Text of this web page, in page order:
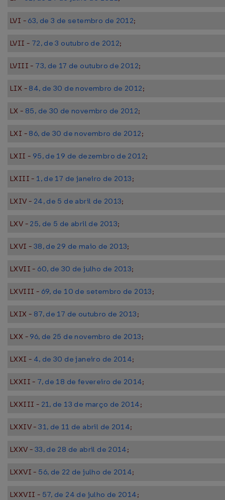
LVI - 63, de 3 de setembro de 2012;
LVII - 72, de 3 outubro de 2012;
LVIII - 73, de 17 de outubro de 2012;
LIX - 84, de 30 de novembro de 2012;
LX - 85, de 30 de novembro de 2012;
LXI - 86, de 30 de novembro de 2012;
LXII - 95, de 19 de dezembro de 2012;
LXIII - 1, de 17 de janeiro de 2013;
LXIV - 24, de 5 de abril de 2013;
LXV - 25, de 5 de abril de 2013;
LXVI - 38, de 29 de maio de 2013;
LXVII - 60, de 30 de julho de 2013;
LXVIII - 69, de 10 de setembro de 2013;
LXIX - 87, de 17 de outubro de 2013;
LXX - 96, de 25 de novembro de 2013;
LXXI - 4, de 30 de janeiro de 2014;
LXXII - 7, de 18 de fevereiro de 2014;
LXXIII - 21, de 13 de março de 2014;
LXXIV -31, de 11 de abril de 2014;
LXXV - 33, de 28 de abril de 2014;
LXXVI - 56, de 22 de julho de 2014;
LXXVII - 57, de 24 de julho de 2014;